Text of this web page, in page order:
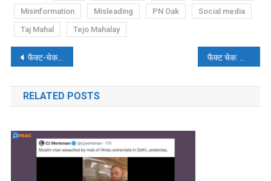
Misinformation Misleading PN Oak
Social media
Taj Mahal
Tejo Mahalay
पोस्ट
नेविगेशन
फैक्ट-चेक: TV9 भारतवर्ष ने चलाया दो वर्ष पुराना वीडियो फैक्ट चेक: सीरिया का पुराना वीडियो, तालिबान का बता के चलाया गया
RELATED POSTS